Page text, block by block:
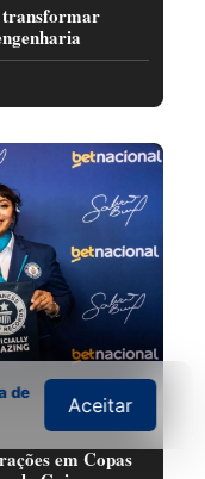
transformar
em Copas
de
Aceitar